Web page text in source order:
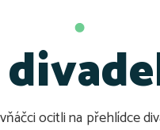
ocitli na přehlídce